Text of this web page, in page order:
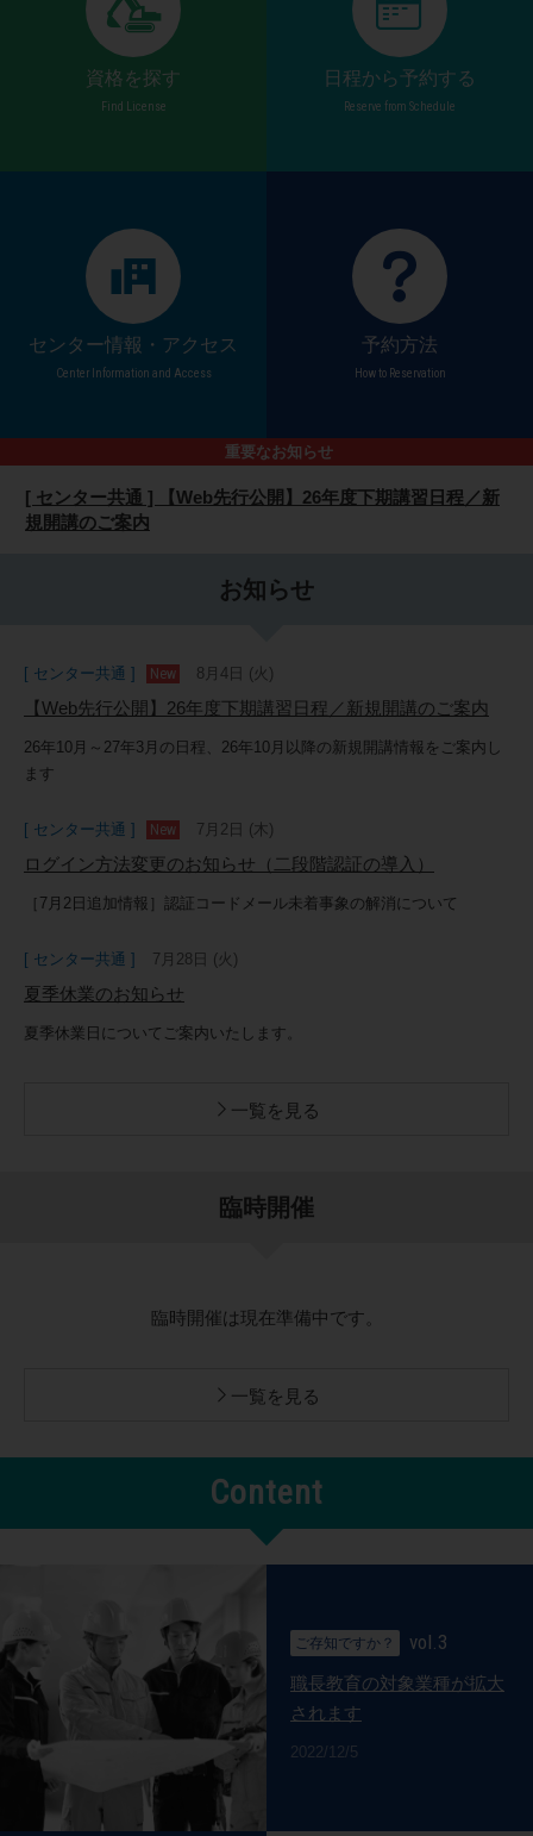
資格を探す
Find License
日程から予約する
Reserve from Schedule
センター情報・アクセス
Center Information and Access
予約方法
How to Reservation
重要なお知らせ
[ センター共通 ] 【Web先行公開】26年度下期講習日程／新
規開講のご案内
[ センター共通 ] ログイン方法変更のお知らせ（二段階認証
[ センター共通 ] 悪天候時の講習中止について
規開講のご案内
[ センター共通 ] ログイン方法変更のお知らせ（二段階認証
[ センター共通 ] 「コベルコ教習所eラーニング」のご案内
[ 松山教習センター高松会場 ] 駐車場入口のご案内
お知らせ
[ センター共通 ] 8月4日 (火)
【Web先行公開】26年度下期講習日程／新規開講のご案内
26年10月～27年3月の日程、26年10月以降の新規開講情報をご案内し
ます
[ センター共通 ] 7月2日 (木)
ログイン方法変更のお知らせ（二段階認証の導入）
［7月2日追加情報］認証コードメール未着事象の解消について
[ センター共通 ] 7月28日 (火)
夏季休業のお知らせ
夏季休業日についてご案内いたします。
一覧を見る
臨時開催
臨時開催は現在準備中です。
一覧を見る
Content
ご存知ですか？ vol.3
職長教育の対象業種が拡大
されます
2022/12/5